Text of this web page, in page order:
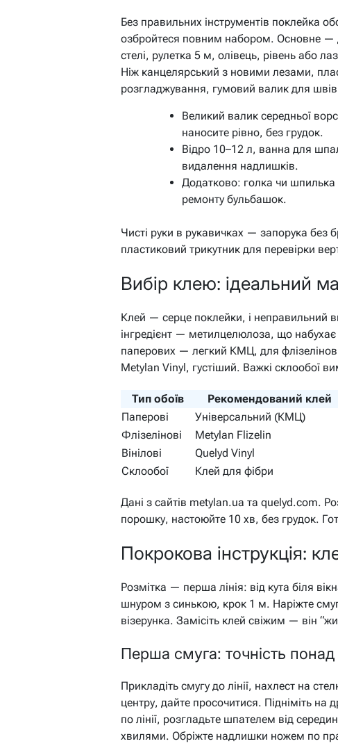
Без правильних інструментів поклейка
озбройтеся повним набором. Основне —
стелі, рулетка 5 м, олівець, рівень або
Ніж канцелярський з новими лезами,
розгладжування, гумовий валик для
Великий валик середньої
наносите рівно, без грудок.
Відро 10–12 л, ванна для
видалення надлишків.
Додатково: голка чи
ремонту бульбашок.
Чисті руки в рукавичках — запорука без
пластиковий трикутник для перевірки
Вибір клею: ідеальний
Клей — серце поклейки, і неправильний
інгредієнт — метилцелюлоза, що
паперових — легкий КМЦ, для
Metylan Vinyl, густіший. Важкі склообої
Тип обоїв Рекомендований клей
Паперові
Універсальний (КМЦ)
Флізелінові
Metylan Flizelin
Вінілові
Quelyd Vinyl
Склообої
Клей для фібри
Дані з сайтів metylan.ua та quelyd.com.
порошку, настоюйте 10 хв, без грудок.
Покрокова інструкція:
Розмітка — перша лінія: від кута біля
шнуром з синькою, крок 1 м. Наріжте
візерунка. Замісіть клей свіжим — він
Перша смуга: точність понад
Прикладіть смугу до лінії, нахлест на
центру, дайте просочитися. Підніміть на
по лінії, розгладьте шпателем від
хвилями. Обріжте надлишки ножем по